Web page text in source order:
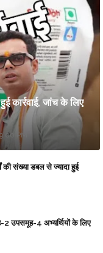
कार्रवाई, जांच के लिए
PM
की संख्या डबल से ज्यादा हुई
उपसमूह-4 अभ्यर्थियों के लिए